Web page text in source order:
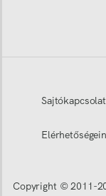
Sajtókapcsolat
Copyright © 2011-